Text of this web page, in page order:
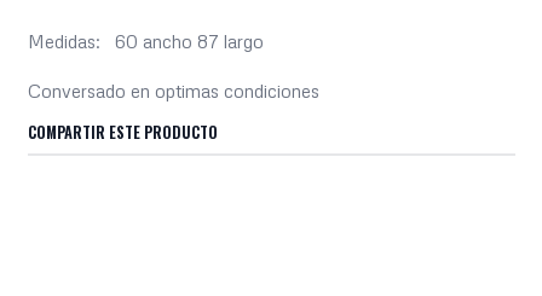
Medidas: 60 ancho 87 largo
Conversado en optimas condiciones
COMPARTIR ESTE PRODUCTO